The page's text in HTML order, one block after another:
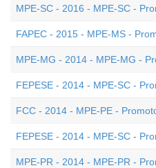
MPE-SC - 2016 - MPE-SC -
FAPEC - 2015 - MPE-MS -
MPE-MG - 2014 - MPE-MG -
FEPESE - 2014 - MPE-SC -
FCC - 2014 - MPE-PE -
FEPESE - 2014 - MPE-SC -
MPE-PR - 2014 - MPE-PR -